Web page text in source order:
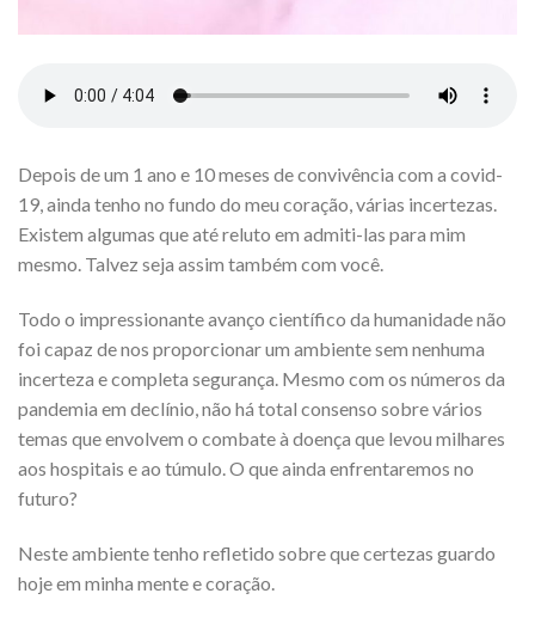
Depois de um 1 ano e 10 meses de convivência com a covid-
19, ainda tenho no fundo do meu coração, várias incertezas.
Existem algumas que até reluto em admiti-las para mim
mesmo. Talvez seja assim também com você.
Todo o impressionante avanço científico da humanidade não
foi capaz de nos proporcionar um ambiente sem nenhuma
incerteza e completa segurança. Mesmo com os números da
pandemia em declínio, não há total consenso sobre vários
temas que envolvem o combate à doença que levou milhares
aos hospitais e ao túmulo. O que ainda enfrentaremos no
futuro?
Neste ambiente tenho refletido sobre que certezas guardo
hoje em minha mente e coração.